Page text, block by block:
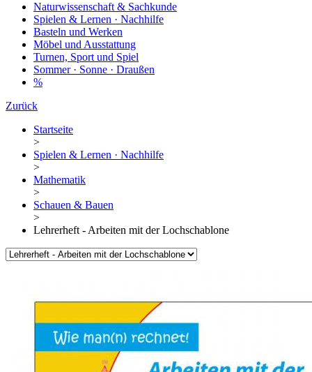
Naturwissenschaft & Sachkunde
Spielen & Lernen · Nachhilfe
Basteln und Werken
Möbel und Ausstattung
Turnen, Sport und Spiel
Sommer · Sonne · Draußen
%
Zurück
Startseite
>
Spielen & Lernen · Nachhilfe
>
Mathematik
>
Schauen & Bauen
>
Lehrerheft - Arbeiten mit der Lochschablone